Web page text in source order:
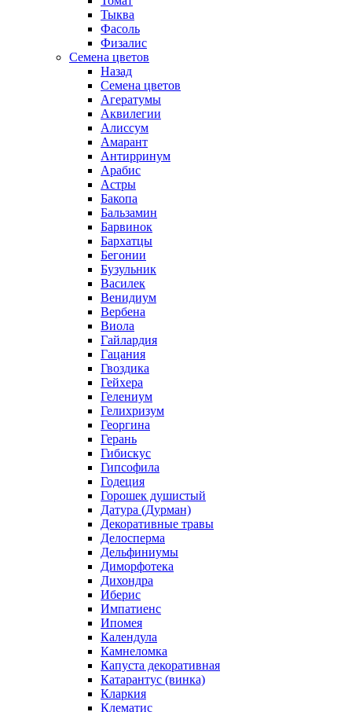
Тыква
Фасоль
Физалис
Семена цветов
Назад
Семена цветов
Агератумы
Аквилегии
Алиссум
Амарант
Антирринум
Арабис
Астры
Бакопа
Бальзамин
Барвинок
Бархатцы
Бегонии
Бузульник
Василек
Венидиум
Вербена
Виола
Гайлардия
Гацания
Гвоздика
Гейхера
Гелениум
Гелихризум
Георгина
Герань
Гибискус
Гипсофила
Годеция
Горошек душистый
Датура (Дурман)
Декоративные травы
Делосперма
Дельфиниумы
Диморфотека
Дихондра
Иберис
Импатиенс
Ипомея
Календула
Камнеломка
Капуста декоративная
Катарантус (винка)
Кларкия
Клематис